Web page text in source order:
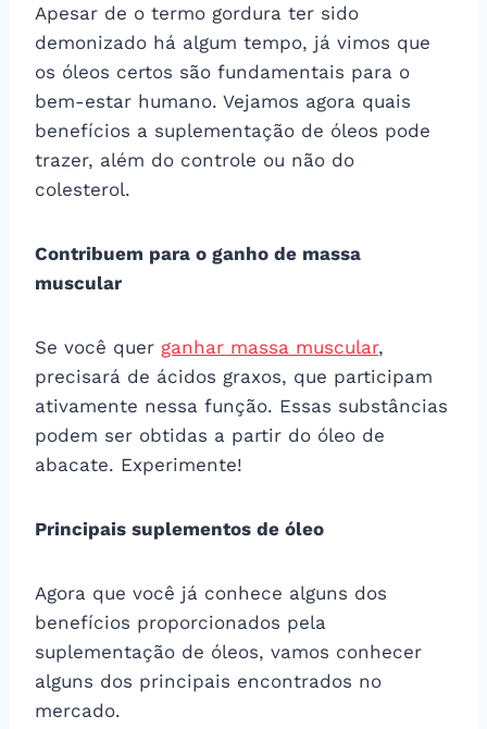
Apesar de o termo gordura ter sido
demonizado há algum tempo, já vimos que
os óleos certos são fundamentais para o
bem-estar humano. Vejamos agora quais
benefícios a suplementação de óleos pode
trazer, além do controle ou não do
colesterol.
Contribuem para o ganho de massa
muscular
Se você quer ganhar massa muscular,
precisará de ácidos graxos, que participam
ativamente nessa função. Essas substâncias
podem ser obtidas a partir do óleo de
abacate. Experimente!
Principais suplementos de óleo
Agora que você já conhece alguns dos
benefícios proporcionados pela
suplementação de óleos, vamos conhecer
alguns dos principais encontrados no
mercado.